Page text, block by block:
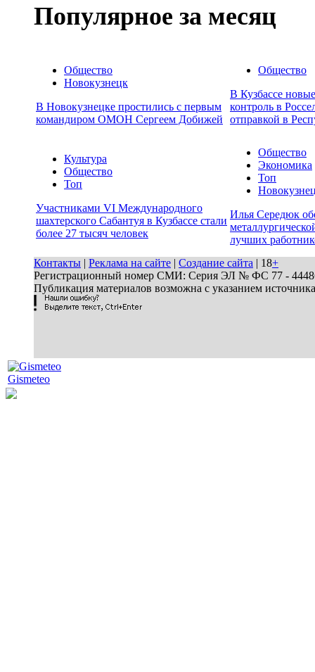
Популярное за месяц
Общество
Новокузнецк
В Новокузнецке простились с первым
командиром ОМОН Сергеем Добижей
Общество
В Кузбассе
контроль в
отправкой в
Культура
Общество
Топ
Участниками VI Международного
шахтерского Сабантуя в Кузбассе стали
более 27 тысяч человек
Общество
Экономика
Топ
Илья Середюк
лучших
Контакты | Реклама на сайте | Создание сайта | 18+
Регистрационный номер СМИ: Серия ЭЛ № ФС 77 - 44486
Публикация материалов возможна с указанием
Gismeteo